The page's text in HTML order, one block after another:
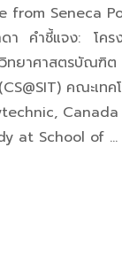
from Seneca
ดา คำชี้แจง: โคร
ทยาศาสตรบัณฑิต
คณะเทค
at School of …